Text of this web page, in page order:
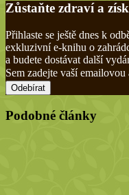
Zůstaňte zdraví a
Přihlaste se ještě dnes k
exkluzivní e-knihu o
a budete dostávat další
Sem zadejte vaší emailovou
Podobné články